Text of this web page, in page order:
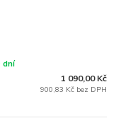
dní
1 090,00 Kč
900,83 Kč bez DPH